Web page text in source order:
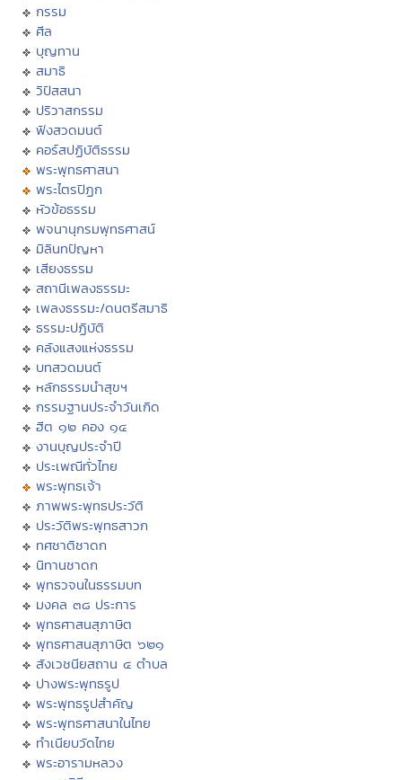
กรรม
ศีล
บุญทาน
สมาธิ
วิปัสสนา
ปริวาสกรรม
ฟังสวดมนต์
คอร์สปฏิบัติธรรม
พระพุทธศาสนา
พระไตรปิฏก
หัวข้อธรรม
พจนานุกรมพุทธศาสน์
มิลินทปัญหา
เสียงธรรม
สถานีเพลงธรรมะ
เพลงธรรมะ/ดนตรีสมาธิ
ธรรมะปฏิบัติ
คลังแสงแห่งธรรม
บทสวดมนต์
หลักธรรมนำสุขฯ
กรรมฐานประจำวันเกิด
ฮีต ๑๒ คอง ๑๔
งานบุญประจำปี
ประเพณีทั่วไทย
พระพุทธเจ้า
ภาพพระพุทธประวัติ
ประวัติพระพุทธสาวก
ทศชาติชาดก
นิทานชาดก
พุทธวจนในธรรมบท
มงคล ๓๘ ประการ
พุทธศาสนสุภาษิต
พุทธศาสนสุภาษิต ๖๒๑
สังเวชนียสถาน ๔ ตำบล
ปางพระพุทธรูป
พระพุทธรูปสำคัญ
พระพุทธศาสนาในไทย
ทำเนียบวัดไทย
พระอารามหลวง